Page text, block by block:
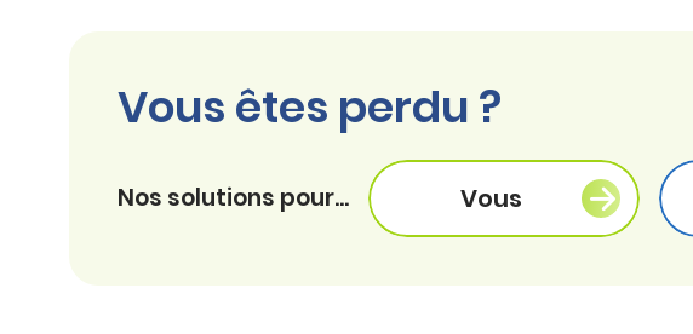
Vous êtes perdu ?
Nos solutions pour... Vous